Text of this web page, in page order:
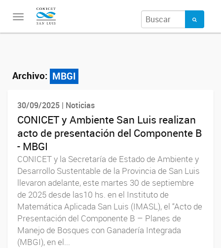
Toggle
Archivo: MBGI
30/09/2025 | Noticias
CONICET y Ambiente San Luis realizan
acto de presentación del Componente B
- MBGI
CONICET y la Secretaría de Estado de Ambiente y
Desarrollo Sustentable de la Provincia de San Luis
llevaron adelante, este martes 30 de septiembre
de 2025 desde las10 hs. en el Instituto de
Matemática Aplicada San Luis (IMASL), el “Acto de
Presentación del Componente B – Planes de
Manejo de Bosques con Ganadería Integrada
(MBGI), en el...